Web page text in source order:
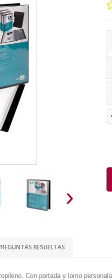
›
RESUELTAS
Con portada y lomo